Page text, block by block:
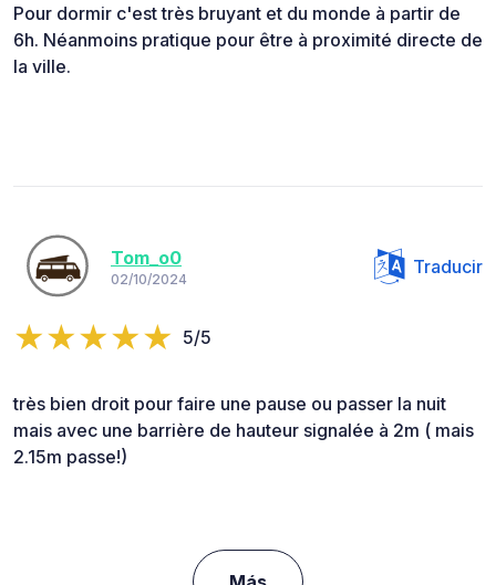
Pour dormir c'est très bruyant et du monde à partir de
6h. Néanmoins pratique pour être à proximité directe de
la ville.
Tom_o0
02/10/2024
Traducir
5/5
très bien droit pour faire une pause ou passer la nuit
mais avec une barrière de hauteur signalée à 2m ( mais
2.15m passe!)